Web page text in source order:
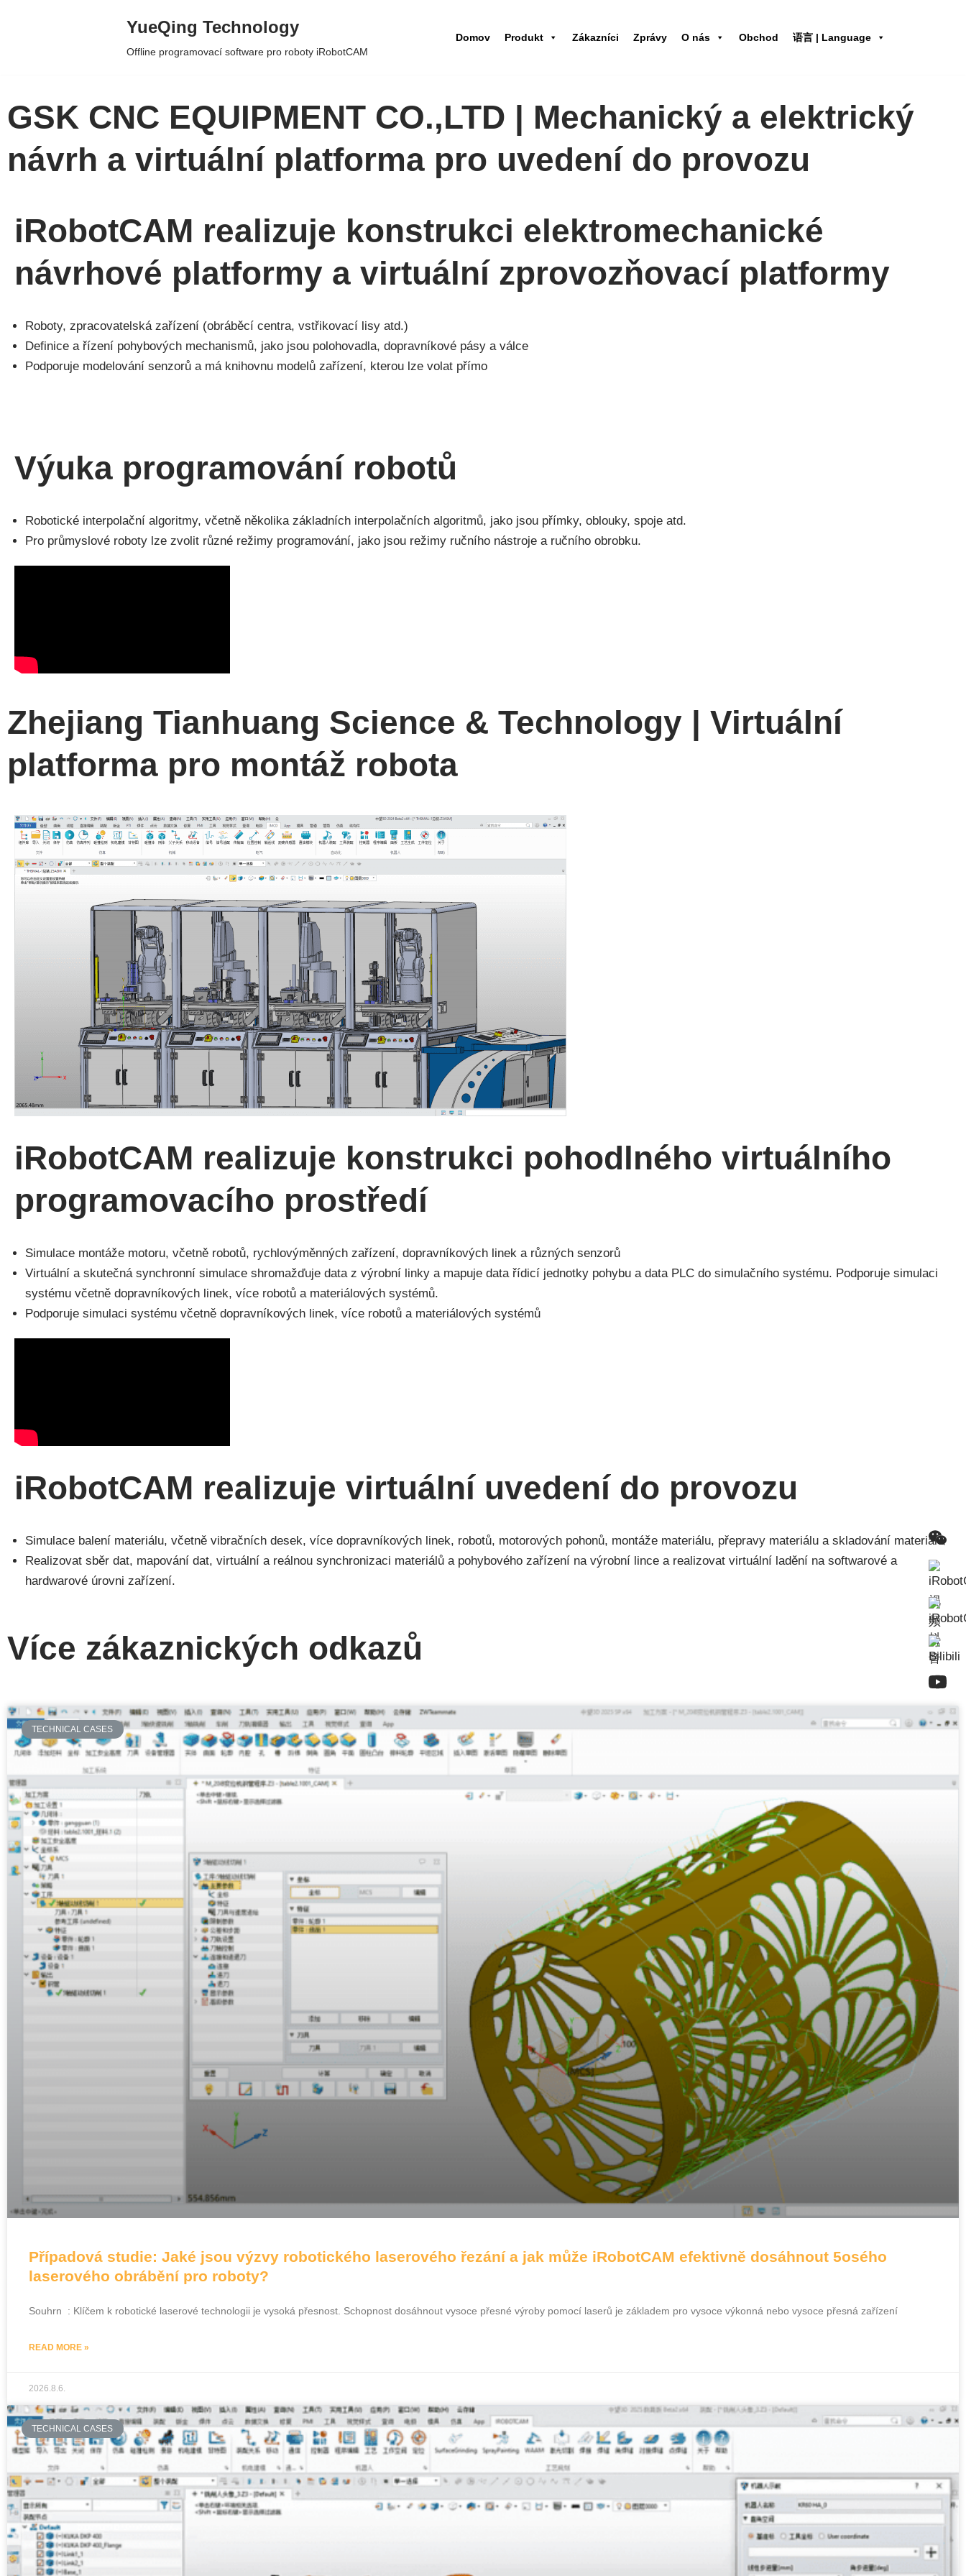
YueQing Technology
Offline programovací software pro roboty iRobotCAM
Domov Produkt Zákazníci Zprávy O nás Obchod 语言 | Language
GSK CNC EQUIPMENT CO.,LTD | Mechanický a elektrický
návrh a virtuální platforma pro uvedení do provozu
iRobotCAM realizuje konstrukci elektromechanické
návrhové platformy a virtuální zprovozňovací platformy
Roboty, zpracovatelská zařízení (obráběcí centra, vstřikovací lisy atd.)
Definice a řízení pohybových mechanismů, jako jsou polohovadla, dopravníkové pásy a válce
Podporuje modelování senzorů a má knihovnu modelů zařízení, kterou lze volat přímo
Výuka programování robotů
Robotické interpolační algoritmy, včetně několika základních interpolačních algoritmů, jako jsou přímky, oblouky, spoje atd.
Pro průmyslové roboty lze zvolit různé režimy programování, jako jsou režimy ručního nástroje a ručního obrobku.
Zhejiang Tianhuang Science & Technology | Virtuální
platforma pro montáž robota
iRobotCAM realizuje konstrukci pohodlného virtuálního
programovacího prostředí
Simulace montáže motoru, včetně robotů, rychlovýměnných zařízení, dopravníkových linek a různých senzorů
Virtuální a skutečná synchronní simulace shromažďuje data z výrobní linky a mapuje data řídicí jednotky pohybu a data PLC do simulačního systému. Podporuje simulaci
systému včetně dopravníkových linek, více robotů a materiálových systémů.
Podporuje simulaci systému včetně dopravníkových linek, více robotů a materiálových systémů
iRobotCAM realizuje virtuální uvedení do provozu
Simulace balení materiálu, včetně vibračních desek, více dopravníkových linek, robotů, motorových pohonů, montáže materiálu, přepravy materiálu a skladování materiálu
Realizovat sběr dat, mapování dat, virtuální a reálnou synchronizaci materiálů a pohybového zařízení na výrobní lince a realizovat virtuální ladění na softwarové a
hardwarové úrovni zařízení.
Více zákaznických odkazů
TECHNICAL CASES
Případová studie: Jaké jsou výzvy robotického laserového řezání a jak může iRobotCAM efektivně dosáhnout 5osého
laserového obrábění pro roboty?
Souhrn : Klíčem k robotické laserové technologii je vysoká přesnost. Schopnost dosáhnout vysoce přesné výroby pomocí laserů je základem pro vysoce výkonná nebo vysoce přesná zařízení
READ MORE »
2026.8.6.
TECHNICAL CASES